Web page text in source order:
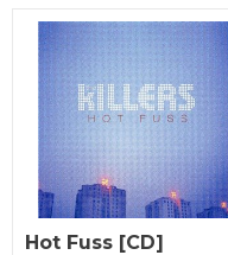
Hot Fuss [CD]